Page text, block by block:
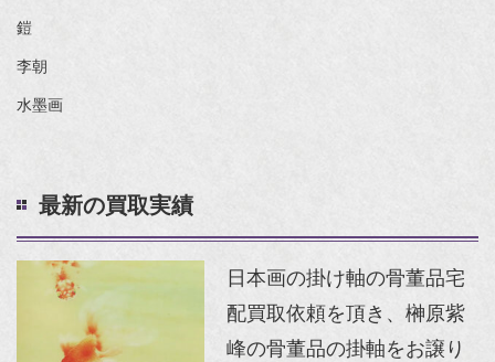
鎧
李朝
水墨画
最新の買取実績
日本画の掛け軸の骨董品宅
配買取依頼を頂き、榊原紫
峰の骨董品の掛軸をお譲り